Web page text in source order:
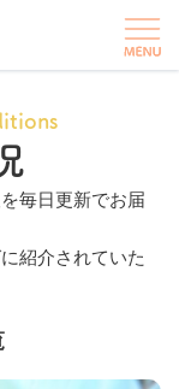
毎日更新でお届
紹介されていた